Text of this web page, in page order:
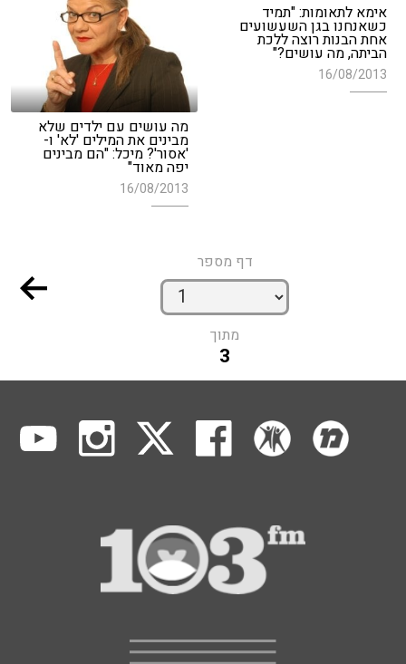
אימא לתאומות: "תמיד
כשאנחנו בגן השעשועים
אחת הבנות רוצה ללכת
הביתה, מה עושים?"
16/08/2013
מה עושים עם ילדים שלא
מבינים את המילים 'לא' ו-
'אסור'? מיכל: "הם מבינים
יפה מאוד"
16/08/2013
דף מספר
מתוך
3